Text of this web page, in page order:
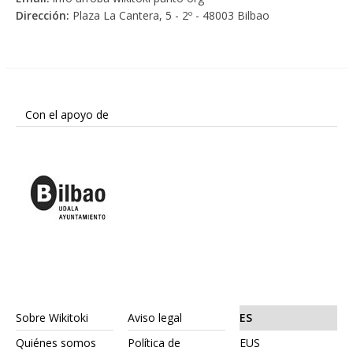
Dirección: Plaza La Cantera, 5 - 2º - 48003 Bilbao
Con el apoyo de
Sobre Wikitoki
Quiénes somos
Aviso legal
Política de
ES
EUS